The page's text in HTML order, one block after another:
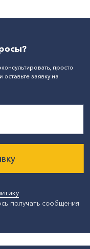
просто
оставьте заявку на
получать сообщения